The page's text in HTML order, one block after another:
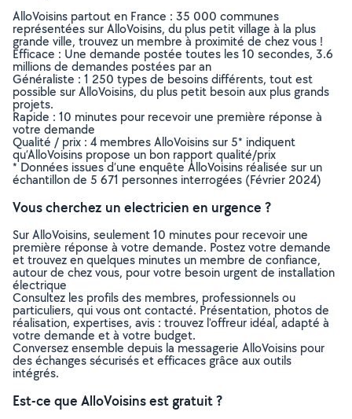
AlloVoisins partout en France : 35 000 communes
représentées sur AlloVoisins, du plus petit village à la plus
grande ville, trouvez un membre à proximité de chez vous !
Efficace : Une demande postée toutes les 10 secondes, 3.6
millions de demandes postées par an
Généraliste : 1 250 types de besoins différents, tout est
possible sur AlloVoisins, du plus petit besoin aux plus grands
projets.
Rapide : 10 minutes pour recevoir une première réponse à
votre demande
Qualité / prix : 4 membres AlloVoisins sur 5* indiquent
qu’AlloVoisins propose un bon rapport qualité/prix
* Données issues d’une enquête AlloVoisins réalisée sur un
échantillon de 5 671 personnes interrogées (Février 2024)
Vous cherchez un electricien en urgence ?
Sur AlloVoisins, seulement 10 minutes pour recevoir une
première réponse à votre demande. Postez votre demande
et trouvez en quelques minutes un membre de confiance,
autour de chez vous, pour votre besoin urgent de installation
électrique
Consultez les profils des membres, professionnels ou
particuliers, qui vous ont contacté. Présentation, photos de
réalisation, expertises, avis : trouvez l'offreur idéal, adapté à
votre demande et à votre budget.
Conversez ensemble depuis la messagerie AlloVoisins pour
des échanges sécurisés et efficaces grâce aux outils
intégrés.
Est-ce que AlloVoisins est gratuit ?